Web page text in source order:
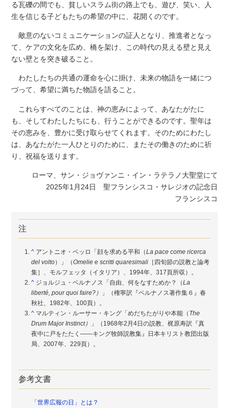
る瓦礫の間でも、貧しいスラム街の路上でも、遊び、笑い、人
生を信じる子どもたちの希望の中に、花開くのです。
敵意のないコミュニケーションの証人となり、推進者となっ
て、ケアの文化を広め、橋を架け、この時代の見える壁と見え
ない壁とを突き破ること。
わたしたちの共通の運命を心に掛け、未来の物語を一緒につ
づって、希望に満ちた物語を語ること。
これらすべてのことは、神の恵みによって、あなたがたに
も、そしてわたしたちにも、行うことができるのです。聖年は
その恵みを、豊かに受け取らせてくれます。そのためにわたし
は、あなたがた一人ひとりのために、またその働きのために祈
り、祝福を送ります。
ローマ、サン・ジョヴァンニ・イン・ラテラノ大聖堂にて
2025年1月24日 聖フランシスコ・サレジオの記念日
フランシスコ
注
^ アントニオ・ベッロ「顔を求める平和（La pace come ricerca
del volto）」（Omelie e scritti quaresimali ［四旬節の説教と論考
集］、モルフェッタ（イタリア）、1994年、317頁所収）。
^ ジョルジュ・ベルナノス「自由、何をなすためか？（La
liberté, pour quoi faire?）
」（権寧訳『ベルナノス著作集６』春
秋社、1982年、100頁）。
^ マルティン・ルーサー・キング「めだちたがりや本能（ The
Drum Major Instinct）
」（1968年2月4日の説教、梶原寿訳『真
夜中に戸をたたく――キング牧師説教集』日本キリスト教団出版
局、2007年、229頁）。
参考文書
「世界広報の日」とは？